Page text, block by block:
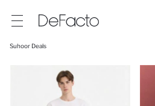
Suhoor Deals